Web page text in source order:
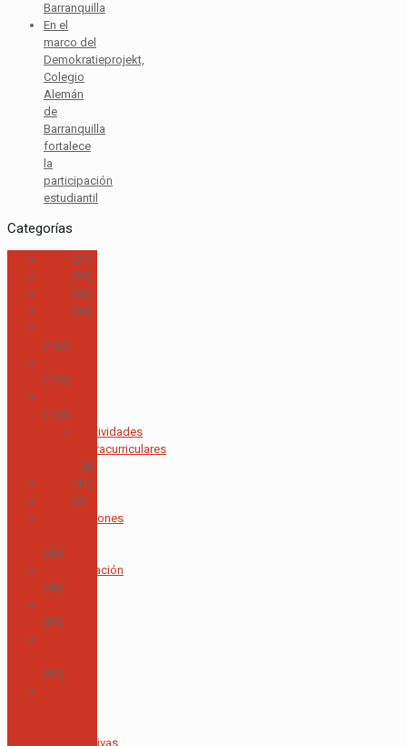
Barranquilla
En el
marco del
Demokratieprojekt,
Colegio
Alemán
de
Barranquilla
fortalece
la
participación
estudiantil
Categorías
(21)
(95)
(99)
(98)
(182)
(176)
(123)
Actividades
Extracurriculares
(4)
(41)
(9)
Acreditaciones
(49)
Administración
(46)
(85)
(92)
Interpretativas